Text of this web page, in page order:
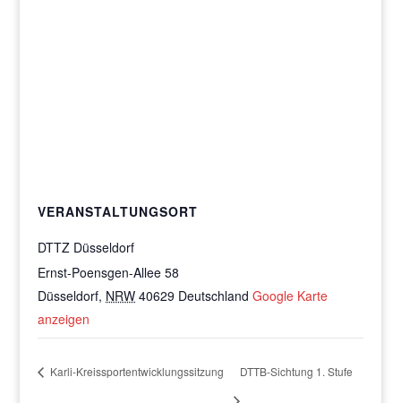
VERANSTALTUNGSORT
DTTZ Düsseldorf
Ernst-Poensgen-Allee 58
Düsseldorf, NRW 40629 Deutschland Google Karte
anzeigen
Karli-Kreissportentwicklungssitzung DTTB-Sichtung 1. Stufe